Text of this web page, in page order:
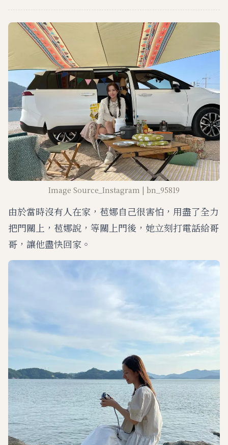
Image Source_Instagram | bn_95819
由於當時沒有人在家，苞娜自己很害怕，用盡了全力
把門關上，苞娜說，等關上門後，她立刻打電話給哥
哥，讓他盡快回家。